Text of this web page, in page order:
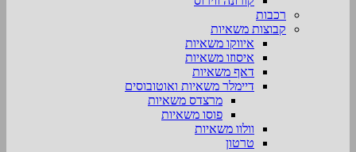
רכבות
קבוצות משאיות
איווקו משאיות
איסוזו משאיות
דאף משאיות
דיימלר משאיות ואוטובוסים
מרצדס משאיות
פוסו משאיות
וולוו משאיות
טרטון